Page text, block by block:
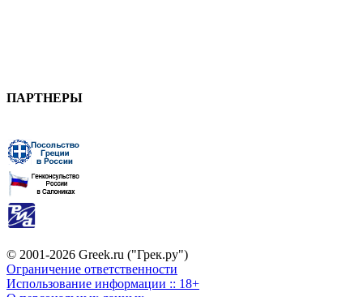
ПАРТНЕРЫ
© 2001-2026 Greek.ru ("Грек.ру")
Ограничение ответственности
Использование информации :: 18+